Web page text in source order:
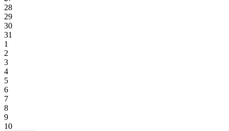
28
29
30
31
1
2
3
4
5
6
7
8
9
10